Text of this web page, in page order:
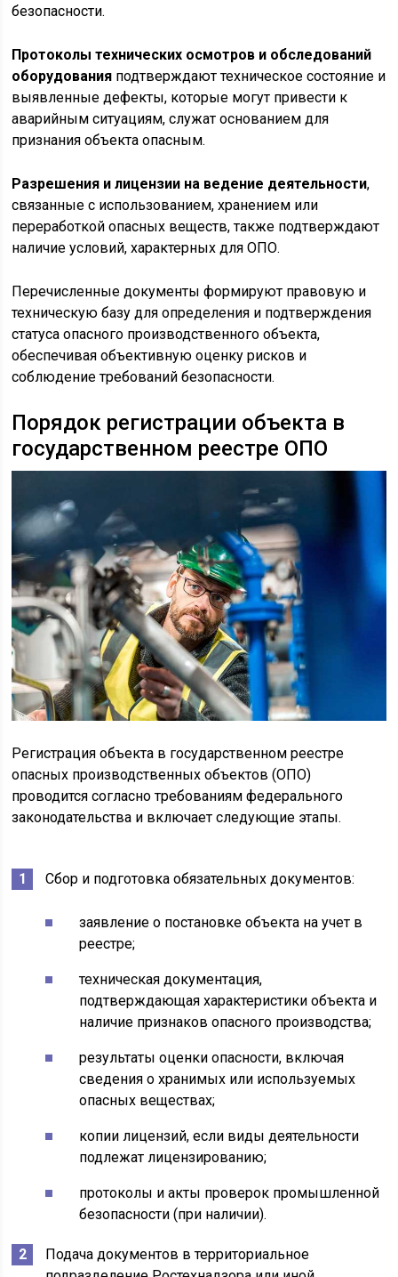
безопасности.
Протоколы технических осмотров и обследований
оборудования подтверждают техническое состояние и
выявленные дефекты, которые могут привести к
аварийным ситуациям, служат основанием для
признания объекта опасным.
Разрешения и лицензии на ведение деятельности,
связанные с использованием, хранением или
переработкой опасных веществ, также подтверждают
наличие условий, характерных для ОПО.
Перечисленные документы формируют правовую и
техническую базу для определения и подтверждения
статуса опасного производственного объекта,
обеспечивая объективную оценку рисков и
соблюдение требований безопасности.
Порядок регистрации объекта в
государственном реестре ОПО
Регистрация объекта в государственном реестре
опасных производственных объектов (ОПО)
проводится согласно требованиям федерального
законодательства и включает следующие этапы.
Сбор и подготовка обязательных документов:
заявление о постановке объекта на учет в
реестре;
техническая документация,
подтверждающая характеристики объекта и
наличие признаков опасного производства;
результаты оценки опасности, включая
сведения о хранимых или используемых
опасных веществах;
копии лицензий, если виды деятельности
подлежат лицензированию;
протоколы и акты проверок промышленной
безопасности (при наличии).
Подача документов в территориальное